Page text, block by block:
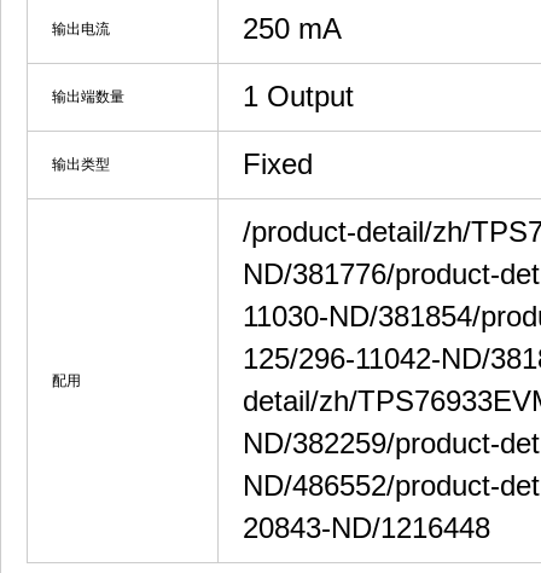
输出电流 250 mA
输出端数量 1 Output
输出类型 Fixed
配用
/product-detail/zh/
ND/381776/product-
11030-ND/381854/
125/296-11042-ND/
detail/zh/
ND/382259/product-
ND/486552/product-
20843-ND/1216448